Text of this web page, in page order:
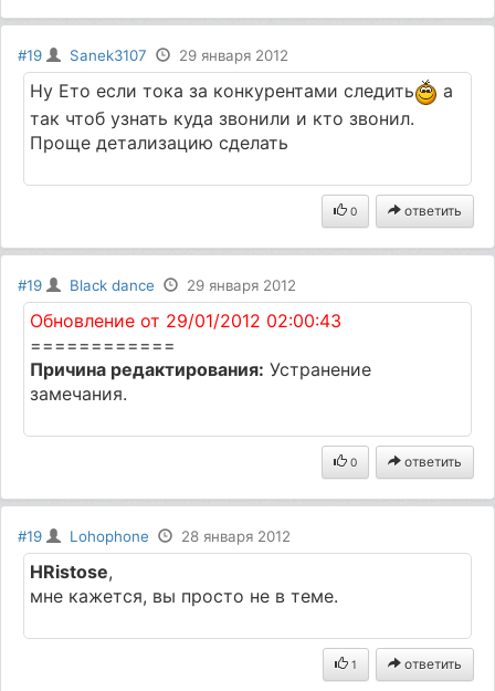
#19 Sanek3107 29 января 2012
Ну Ето если тока за конкурентами следить
а
так чтоб узнать куда звонили и кто звонил.
Проще детализацию сделать
0 ответить
#19 Black dance 29 января 2012
Обновление от 29/01/2012 02:00:43
============
Причина редактирования: Устранение
замечания.
0 ответить
#19 Lohophone 28 января 2012
HRistose,
мне кажется, вы просто не в теме.
1 ответить